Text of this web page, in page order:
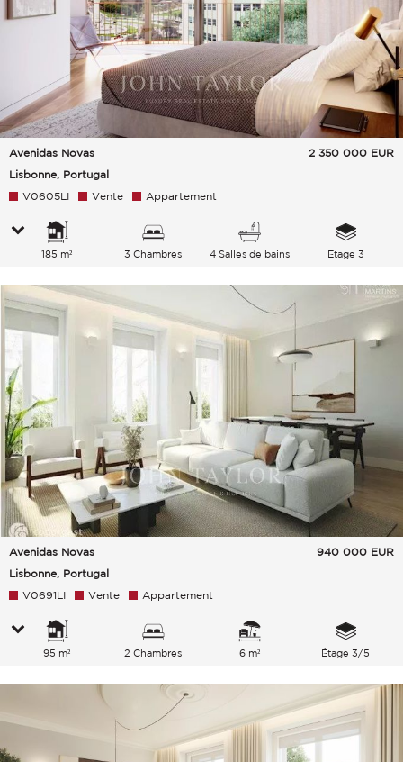
Avenidas Novas
Lisbonne, Portugal
2 350 000 EUR
V0605LI Vente Appartement
185 m² 3 Chambres 4 Salles de bains Étage 3
Avenidas Novas
Lisbonne, Portugal
940 000 EUR
V0691LI Vente Appartement
95 m² 2 Chambres 6 m² Étage 3/5